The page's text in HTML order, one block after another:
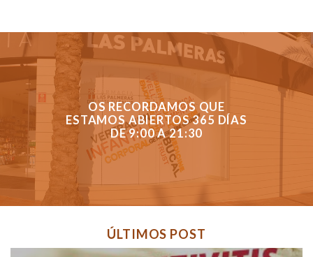
OS RECORDAMOS QUE
ESTAMOS ABIERTOS 365 DÍAS
DE 9:00 A 21:30
ÚLTIMOS POST